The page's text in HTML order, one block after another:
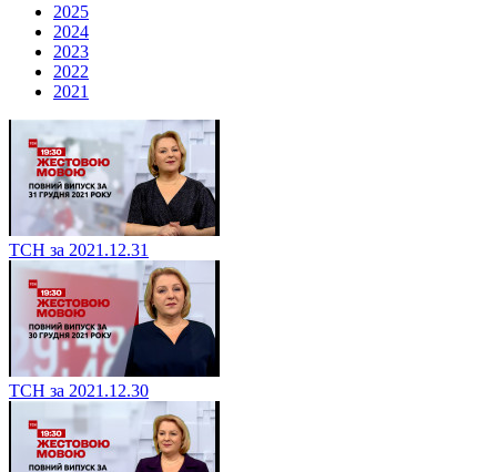
2025
2024
2023
2022
2021
ТСН за 2021.12.31
ТСН за 2021.12.30